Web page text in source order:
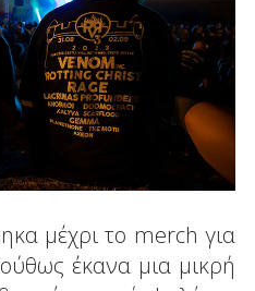
μέχρι το merch για
έκανα μια μικρή